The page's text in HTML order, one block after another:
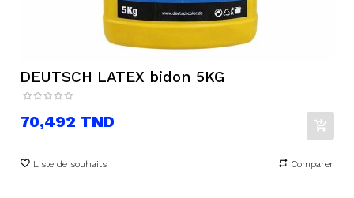
DEUTSCH LATEX bidon 5KG
Prix
70,492 TND
Liste de souhaits Comparer